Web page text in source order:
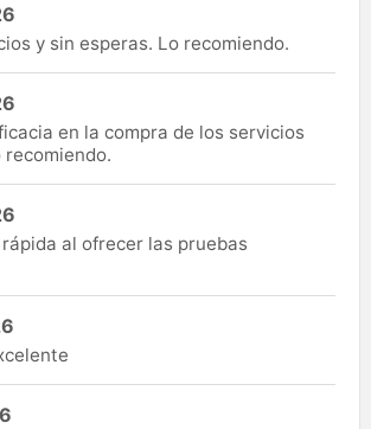
y sin esperas. Lo recomiendo.
en la compra de los servicios
recomiendo.
al ofrecer las pruebas